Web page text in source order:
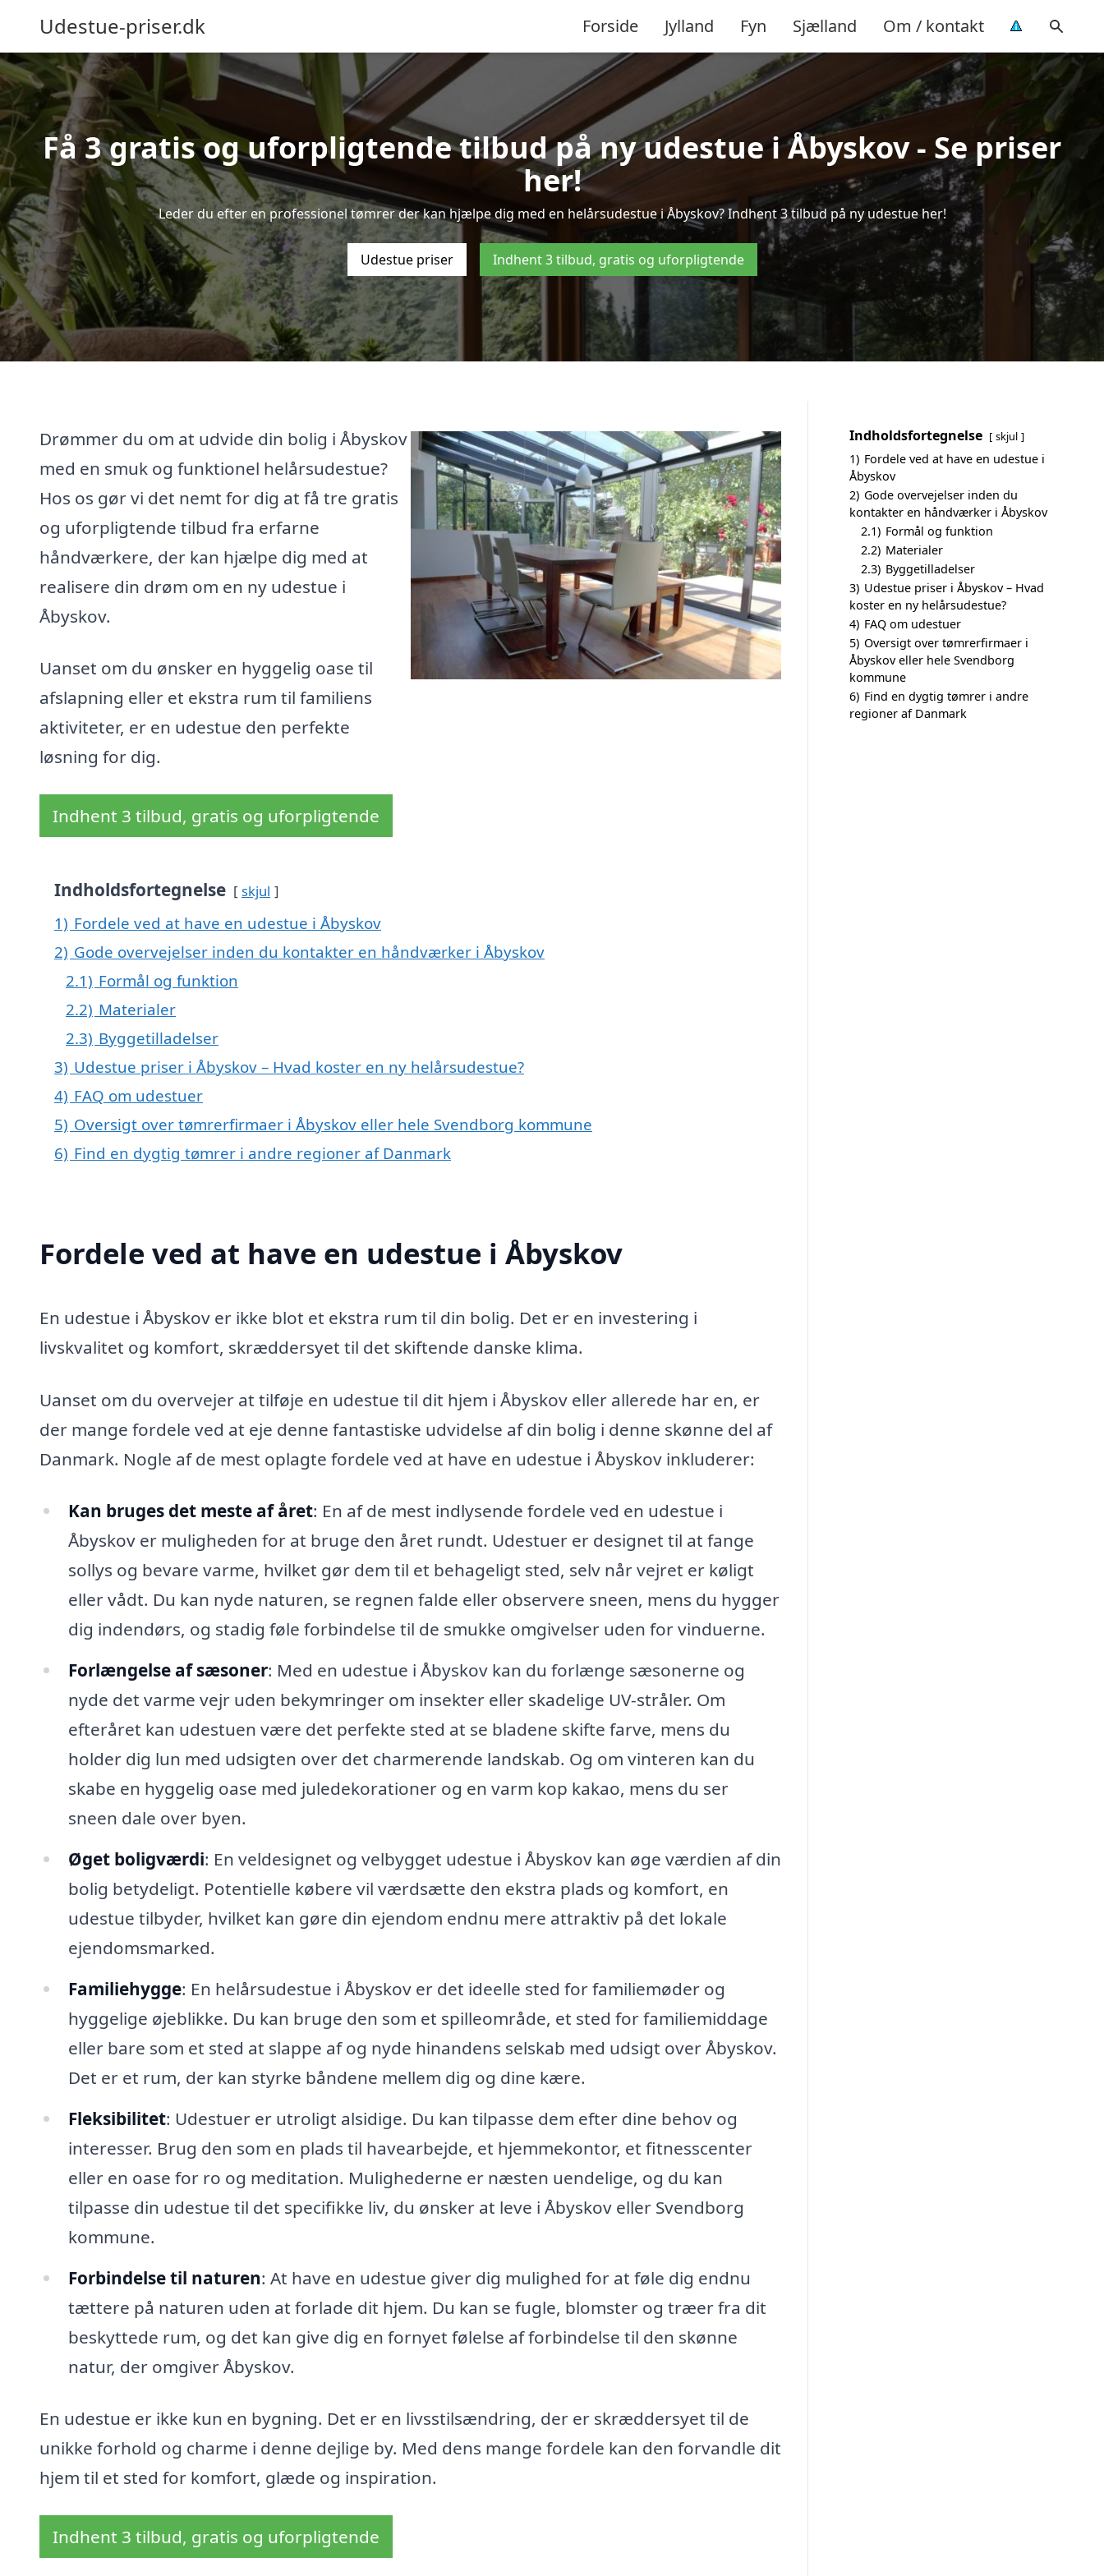
Udestue-priser.dk Forside Jylland Fyn Sjælland Om / kontakt
Få 3 gratis og uforpligtende tilbud på ny udestue i Åbyskov - Se priser
her!
Leder du efter en professionel tømrer der kan hjælpe dig med en helårsudestue i Åbyskov? Indhent 3 tilbud på ny udestue her!
Udestue priser Indhent 3 tilbud, gratis og uforpligtende
Drømmer du om at udvide din bolig i Åbyskov
med en smuk og funktionel helårsudestue?
Hos os gør vi det nemt for dig at få tre gratis
og uforpligtende tilbud fra erfarne
håndværkere, der kan hjælpe dig med at
realisere din drøm om en ny udestue i
Åbyskov.
Uanset om du ønsker en hyggelig oase til
afslapning eller et ekstra rum til familiens
aktiviteter, er en udestue den perfekte
løsning for dig.
Indhent 3 tilbud, gratis og uforpligtende
Indholdsfortegnelse skjul
1) Fordele ved at have en udestue i Åbyskov
2) Gode overvejelser inden du kontakter en håndværker i Åbyskov
2.1) Formål og funktion
2.2) Materialer
2.3) Byggetilladelser
3) Udestue priser i Åbyskov – Hvad koster en ny helårsudestue?
4) FAQ om udestuer
5) Oversigt over tømrerfirmaer i Åbyskov eller hele Svendborg kommune
6) Find en dygtig tømrer i andre regioner af Danmark
Fordele ved at have en udestue i Åbyskov
En udestue i Åbyskov er ikke blot et ekstra rum til din bolig. Det er en investering i
livskvalitet og komfort, skræddersyet til det skiftende danske klima.
Uanset om du overvejer at tilføje en udestue til dit hjem i Åbyskov eller allerede har en, er
der mange fordele ved at eje denne fantastiske udvidelse af din bolig i denne skønne del af
Danmark. Nogle af de mest oplagte fordele ved at have en udestue i Åbyskov inkluderer:
Kan bruges det meste af året: En af de mest indlysende fordele ved en udestue i
Åbyskov er muligheden for at bruge den året rundt. Udestuer er designet til at fange
sollys og bevare varme, hvilket gør dem til et behageligt sted, selv når vejret er køligt
eller vådt. Du kan nyde naturen, se regnen falde eller observere sneen, mens du hygger
dig indendørs, og stadig føle forbindelse til de smukke omgivelser uden for vinduerne.
Forlængelse af sæsoner: Med en udestue i Åbyskov kan du forlænge sæsonerne og
nyde det varme vejr uden bekymringer om insekter eller skadelige UV-stråler. Om
efteråret kan udestuen være det perfekte sted at se bladene skifte farve, mens du
holder dig lun med udsigten over det charmerende landskab. Og om vinteren kan du
skabe en hyggelig oase med juledekorationer og en varm kop kakao, mens du ser
sneen dale over byen.
Øget boligværdi: En veldesignet og velbygget udestue i Åbyskov kan øge værdien af din
bolig betydeligt. Potentielle købere vil værdsætte den ekstra plads og komfort, en
udestue tilbyder, hvilket kan gøre din ejendom endnu mere attraktiv på det lokale
ejendomsmarked.
Familiehygge: En helårsudestue i Åbyskov er det ideelle sted for familiemøder og
hyggelige øjeblikke. Du kan bruge den som et spilleområde, et sted for familiemiddage
eller bare som et sted at slappe af og nyde hinandens selskab med udsigt over Åbyskov.
Det er et rum, der kan styrke båndene mellem dig og dine kære.
Fleksibilitet: Udestuer er utroligt alsidige. Du kan tilpasse dem efter dine behov og
interesser. Brug den som en plads til havearbejde, et hjemmekontor, et fitnesscenter
eller en oase for ro og meditation. Mulighederne er næsten uendelige, og du kan
tilpasse din udestue til det specifikke liv, du ønsker at leve i Åbyskov eller Svendborg
kommune.
Forbindelse til naturen: At have en udestue giver dig mulighed for at føle dig endnu
tættere på naturen uden at forlade dit hjem. Du kan se fugle, blomster og træer fra dit
beskyttede rum, og det kan give dig en fornyet følelse af forbindelse til den skønne
natur, der omgiver Åbyskov.
En udestue er ikke kun en bygning. Det er en livsstilsændring, der er skræddersyet til de
unikke forhold og charme i denne dejlige by. Med dens mange fordele kan den forvandle dit
hjem til et sted for komfort, glæde og inspiration.
Indhent 3 tilbud, gratis og uforpligtende
Indholdsfortegnelse skjul
1) Fordele ved at have en udestue i
Åbyskov
2) Gode overvejelser inden du
kontakter en håndværker i Åbyskov
2.1) Formål og funktion
2.2) Materialer
2.3) Byggetilladelser
3) Udestue priser i Åbyskov – Hvad
koster en ny helårsudestue?
4) FAQ om udestuer
5) Oversigt over tømrerfirmaer i
Åbyskov eller hele Svendborg
kommune
6) Find en dygtig tømrer i andre
regioner af Danmark